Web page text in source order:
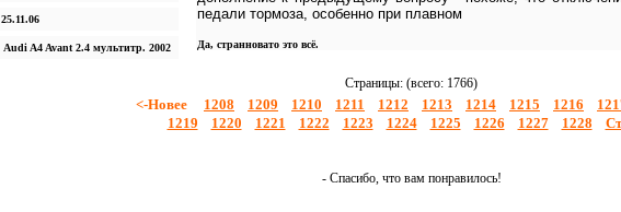
25.11.06
Audi A4 Avant 2.4 мультитр. 2002
педали тормоза, особенно при плавном
Да, странновато это всё.
Страницы: (всего: 1766)
<-Новее 1208 1209 1210 1211 1212 1213 1214 1215 1216
1219 1220 1221 1222 1223 1224 1225 1226 1227 1228
- Спасибо, что вам понравилось!